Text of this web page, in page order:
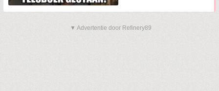
▼ Advertentie door Refinery89